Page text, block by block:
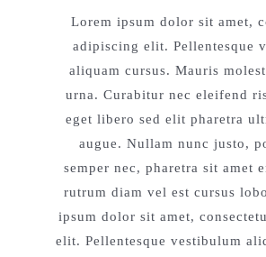
Lorem ipsum dolor sit amet,
adipiscing elit. Pellentesque
aliquam cursus. Mauris
urna. Curabitur nec eleifend
eget libero sed elit pharetra
augue. Nullam nunc justo,
semper nec, pharetra sit amet
rutrum diam vel est cursus
ipsum dolor sit amet,
elit. Pellentesque vestibulum